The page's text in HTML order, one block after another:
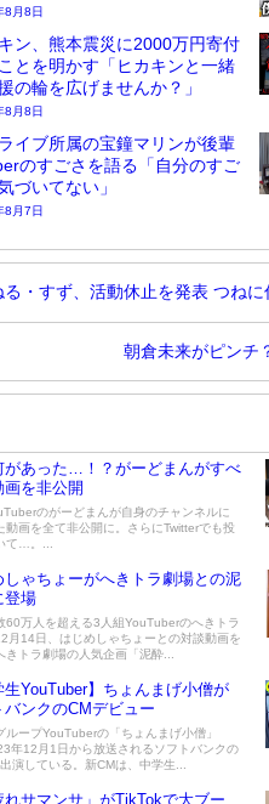
8月8日
ン、熊本震災に2000万円寄付
とを明かす「ヒカキンと一緒
の輪を広げませんか？」
8月8日
イブ所属の宝鐘マリンが後輩
のすごさを語る「自分のすご
づいてない」
8月7日
・すず、活動休止を発表 つね
朝倉未来がピンチ
があった…！？がーどまんがすべ
画を非公開
のがーどまんが自身のチャンネルに
動画を全て非公開に。さらにTwitterでも投
て…。...
しゃちょーがへきトラ劇場との泥
登場
60万人を超える3人組YouTuberのへきトラ
月14日、はじめしゃちょーとの対談動画を
きトラ劇場の人気企画「泥酔...
生YouTuber】ちょんまげ小僧が
バンクのCMデビュー
ループYouTuberの「ちょんまげ小僧」
年12月1日から放送されるソフトバンクの
演している。新CMは、中学生...
れサマンサ」がTikTokで大ブー